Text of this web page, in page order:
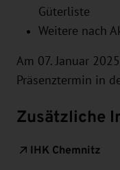
Güterliste
Weitere nach
Am 07. Januar
Präsenztermin in
Zusätzliche
IHK Chemnitz